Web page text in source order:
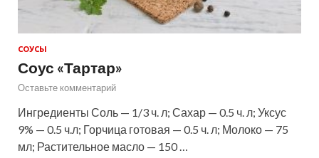
СОУСЫ
Соус «Тартар»
Оставьте комментарий
Ингредиенты Соль — 1/3 ч. л; Сахар — 0.5 ч. л; Уксус
9% — 0.5 ч.л; Горчица готовая — 0.5 ч. л; Молоко — 75
мл; Растительное масло — 150 …